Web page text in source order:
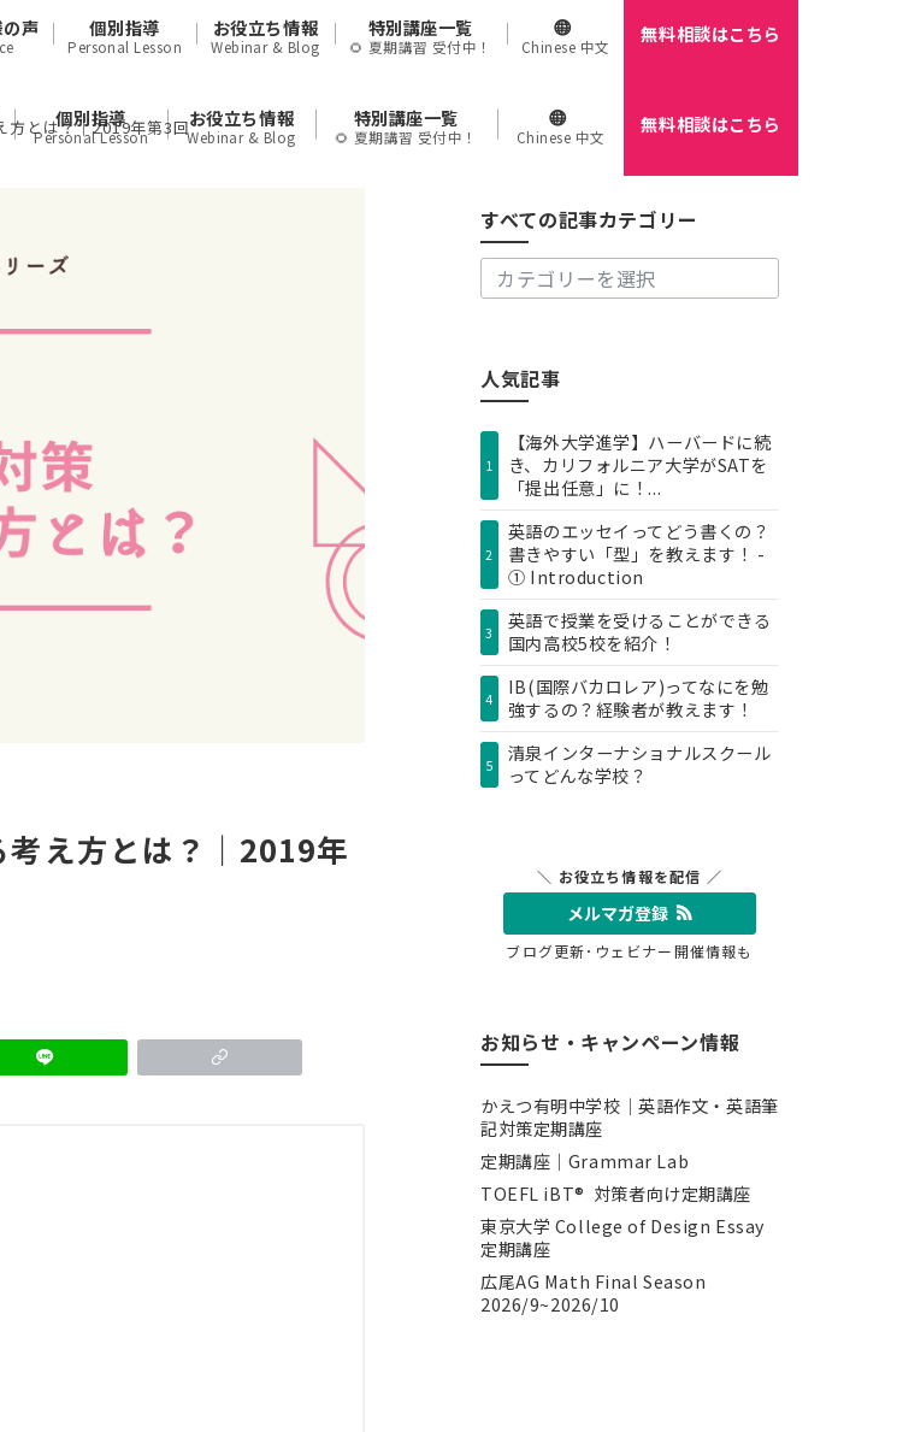
個別指導
Personal Lesson
お役立ち情報
Webinar & Blog
特別講座一覧
🌻 夏期講習 受付中！ Chinese 中文
無料相談はこちら
声 個別指導
Personal Lesson
お役立ち情報
Webinar & Blog
特別講座一覧
🌻 夏期講習 受付中！ Chinese 中文
無料相談はこちら
方とは？｜2019年第3回
考え方とは？｜2019年
すべての記事カテゴリー
記
事
ー
人気記事
1
【海外大学進学】ハーバードに続
き、カリフォルニア大学がSATを
「提出任意」に！...
2
英語のエッセイってどう書くの？
書きやすい「型」を教えます！ -
① Introduction
3
英語で授業を受けることができる
国内高校5校を紹介！
4
IB(国際バカロレア)ってなにを勉
強するの？経験者が教えます！
5
清泉インターナショナルスクール
ってどんな学校？
＼ お役立ち情報を配信 ／
メルマガ登録
ブログ更新･ウェビナー開催情報も
お知らせ・キャンペーン情報
かえつ有明中学校｜英語作文・英語筆
記対策定期講座
定期講座｜Grammar Lab
TOEFL iBT® 対策者向け定期講座
東京大学 College of Design Essay
定期講座
広尾AG Math Final Season
2026/9~2026/10